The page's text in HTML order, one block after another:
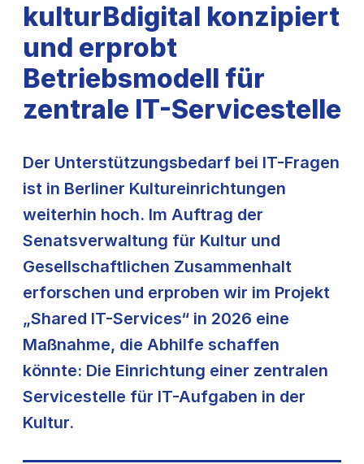
kulturBdigital konzipiert
und erprobt
Betriebsmodell für
zentrale IT-Servicestelle
Der Unterstützungsbedarf bei IT-Fragen
ist in Berliner Kultureinrichtungen
weiterhin hoch. Im Auftrag der
Senatsverwaltung für Kultur und
Gesellschaftlichen Zusammenhalt
erforschen und erproben wir im Projekt
„Shared IT-Services“ in 2026 eine
Maßnahme, die Abhilfe schaffen
könnte: Die Einrichtung einer zentralen
Servicestelle für IT-Aufgaben in der
Kultur.